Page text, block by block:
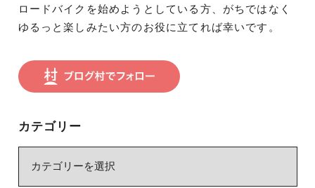
ロードバイクを始めようとしている方、がちではなく
ゆるっと楽しみたい方のお役に立てれば幸いです。
カテゴリー